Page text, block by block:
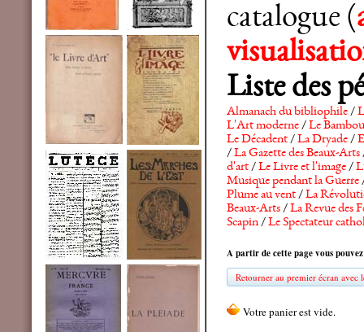
catalogue (
Liste des
Almanach du bibliophile/
L'Art moderne/Le Bambou
Le Décadent/La Dryade/
/La Gazette des Beaux-Arts
d'art/Le Livre et l'image/
Musique pendant la Guerre
Plume au vent/La
Beaux-Arts/La Revue des
Scapin/Le Spectateur
A partir de cette page vous
Retourner au premier écran avec